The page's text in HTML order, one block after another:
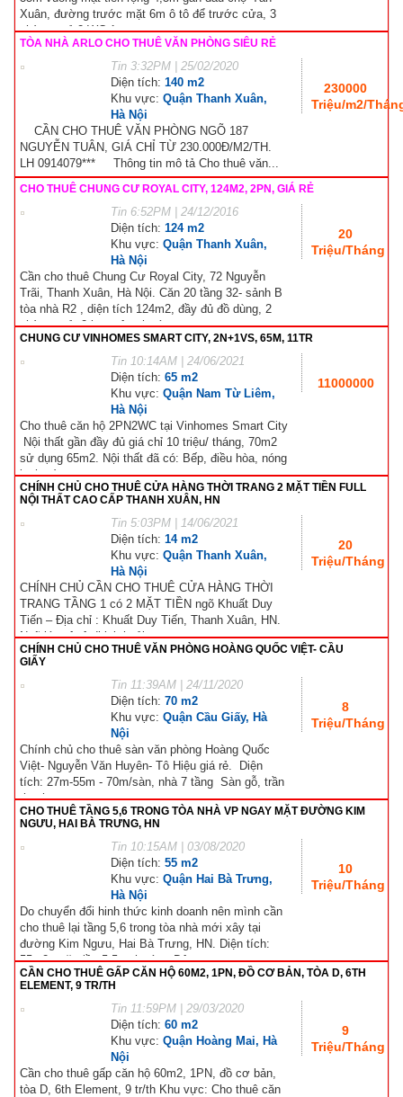
Xuân, đường trước mặt 6m ô tô để trước cửa, 3
phòng ngủ 2 WC 1...
TÒA NHÀ ARLO CHO THUÊ VĂN PHÒNG SIÊU RẺ
Tin 3:32PM | 25/02/2020
Diện tích: 140 m2
Khu vực: Quận Thanh Xuân,
Hà Nội
230000
Triệu/m2/
CẦN CHO THUÊ VĂN PHÒNG NGÕ 187
NGUYỄN TUÂN, GIÁ CHỈ TỪ 230.000Đ/M2/TH.
LH 0914079*** Thông tin mô tả Cho thuê văn...
CHO THUÊ CHUNG CƯ ROYAL CITY, 124M2, 2PN, GIÁ RẺ
Tin 6:52PM | 24/12/2016
Diện tích: 124 m2
Khu vực: Quận Thanh Xuân,
Hà Nội
20
Triệu/Tháng
Cần cho thuê Chung Cư Royal City, 72 Nguyễn
Trãi, Thanh Xuân, Hà Nội. Căn 20 tầng 32- sảnh B
tòa nhà R2 , diện tích 124m2, đầy đủ đồ dùng, 2
phòng ngủ, 2 ban công hướng...
CHUNG CƯ VINHOMES SMART CITY, 2N+1VS, 65M, 11TR
Tin 10:14AM | 24/06/2021
Diện tích: 65 m2
Khu vực: Quận Nam Từ Liêm,
Hà Nội
11000000
Cho thuê căn hộ 2PN2WC tại Vinhomes Smart City
Nội thất gần đầy đủ giá chỉ 10 triệu/ tháng, 70m2
sử dụng 65m2. Nội thất đã có: Bếp, điều hòa, nóng
lạnh, rèm,...
CHÍNH CHỦ CHO THUÊ CỬA HÀNG THỜI TRANG 2 MẶT TIỀN FULL
NỘI THẤT CAO CẤP THANH XUÂN, HN
Tin 5:03PM | 14/06/2021
Diện tích: 14 m2
Khu vực: Quận Thanh Xuân,
Hà Nội
20
Triệu/Tháng
CHÍNH CHỦ CẦN CHO THUÊ CỬA HÀNG THỜI
TRANG TẦNG 1 có 2 MẶT TIỀN ngõ Khuất Duy
Tiến – Địa chỉ : Khuất Duy Tiến, Thanh Xuân, HN.
Ngõ lớn, ô tô đi lại thoải...
CHÍNH CHỦ CHO THUÊ VĂN PHÒNG HOÀNG QUỐC VIỆT- CẦU
GIẤY
Tin 11:39AM | 24/11/2020
Diện tích: 70 m2
Khu vực: Quận Cầu Giấy, Hà
Nội
8
Triệu/Tháng
Chính chủ cho thuê sàn văn phòng Hoàng Quốc
Việt- Nguyễn Văn Huyên- Tô Hiệu giá rẻ. Diện
tích: 27m-55m - 70m/sàn, nhà 7 tầng Sàn gỗ, trần
thạch...
CHO THUÊ TẦNG 5,6 TRONG TÒA NHÀ VP NGAY MẶT ĐƯỜNG KIM
NGƯU, HAI BÀ TRƯNG, HN
Tin 10:15AM | 03/08/2020
Diện tích: 55 m2
Khu vực: Quận Hai Bà Trưng,
Hà Nội
10
Triệu/Tháng
Do chuyển đổi hinh thức kinh doanh nên mình cần
cho thuê lại tầng 5,6 trong tòa nhà mới xây tại
đường Kim Ngưu, Hai Bà Trưng, HN. Diện tích:
55m2, mặt tiền 5,5m, hướng Đông,...
CẦN CHO THUÊ GẤP CĂN HỘ 60M2, 1PN, ĐỒ CƠ BẢN, TÒA D, 6TH
ELEMENT, 9 TR/TH
Tin 11:59PM | 29/03/2020
Diện tích: 60 m2
Khu vực: Quận Hoàng Mai, Hà
Nội
9
Triệu/Tháng
Cần cho thuê gấp căn hộ 60m2, 1PN, đồ cơ bản,
tòa D, 6th Element, 9 tr/th Khu vực: Cho thuê căn